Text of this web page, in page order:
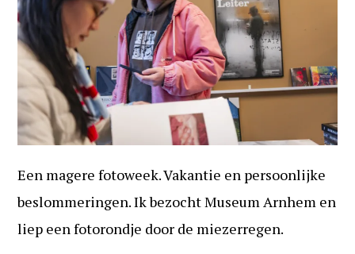
Een magere fotoweek. Vakantie en persoonlijke
beslommeringen. Ik bezocht Museum Arnhem en
liep een fotorondje door de miezerregen.